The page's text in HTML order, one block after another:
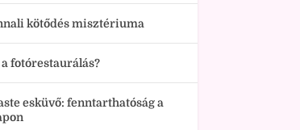
kötődés misztériuma
fotórestaurálás?
esküvő: fenntarthatóság a